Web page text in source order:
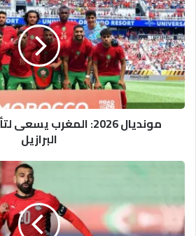
2026:
المغرب
يسعى
لتأكيد
مكانته
أمام
البرازيل
مونديال 2026: المغرب
البرازيل
فيفا
على
قميص